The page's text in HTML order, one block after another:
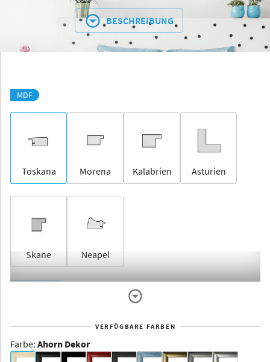
BESCHREIBUNG
MDF
Toskana Morena Kalabrien Asturien
Skane Neapel
VERFÜGBARE FARBEN
Farbe: Ahorn Dekor